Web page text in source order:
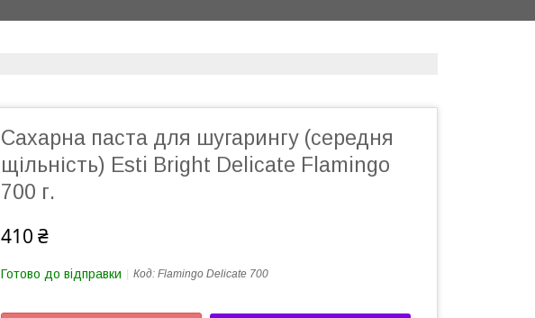
Сахарна паста для шугарингу (середня
щільність) Esti Bright Delicate Flamingo
700 г.
410 ₴
Готово до відправки Код: Flamingo Delicate 700